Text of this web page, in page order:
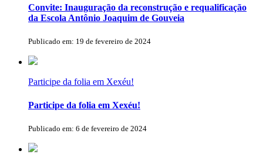
Convite: Inauguração da reconstrução e requalificação
da Escola Antônio Joaquim de Gouveia
Publicado em: 19 de fevereiro de 2024
Participe da folia em Xexéu!
Participe da folia em Xexéu!
Publicado em: 6 de fevereiro de 2024